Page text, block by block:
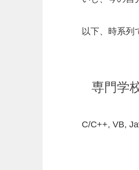
以下、時系列
専門学
C/C++, VB,